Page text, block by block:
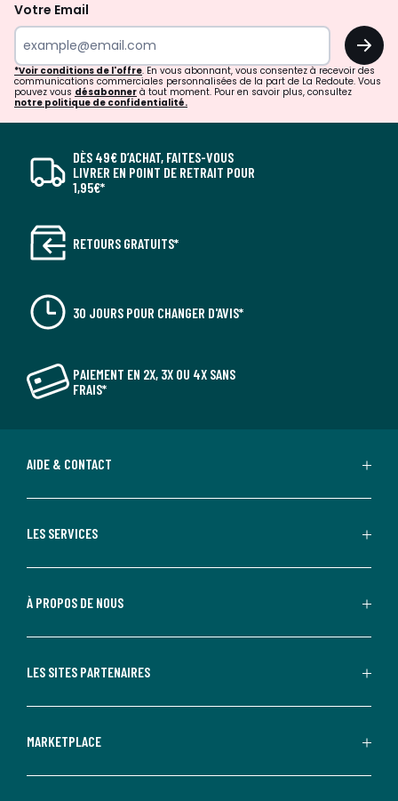
Votre Email
OK
*Voir conditions de l'offre. En vous abonnant, vous consentez à recevoir des
communications commerciales personnalisées de la part de La Redoute. Vous
pouvez vous désabonner à tout moment. Pour en savoir plus, consultez
notre politique de confidentialité.
DÈS 49€ D’ACHAT, FAITES-VOUS
LIVRER EN POINT DE RETRAIT POUR
1,95€*
RETOURS GRATUITS*
30 JOURS POUR CHANGER D'AVIS*
PAIEMENT EN 2X, 3X OU 4X SANS
FRAIS*
AIDE & CONTACT
LES SERVICES
À PROPOS DE NOUS
LES SITES PARTENAIRES
MARKETPLACE